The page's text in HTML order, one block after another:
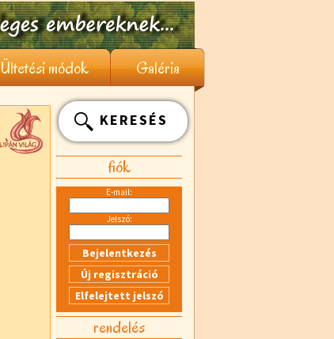
Ültetési módok Galéria
KERESÉS
fiók
E-mail:
Jelszó:
rendelés